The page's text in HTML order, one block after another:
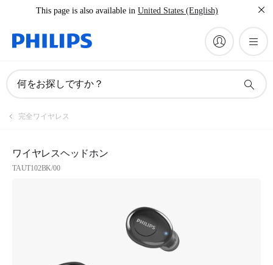
This page is also available in United States (English)
何をお探しですか？
完全ワイヤレス
ワイヤレスヘッドホン
TAUT102BK/00